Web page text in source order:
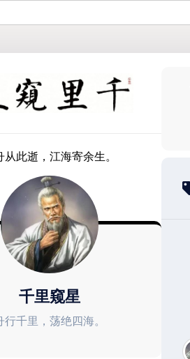
从此逝，江海寄余生。
千里窥星
行千里，荡绝四海。